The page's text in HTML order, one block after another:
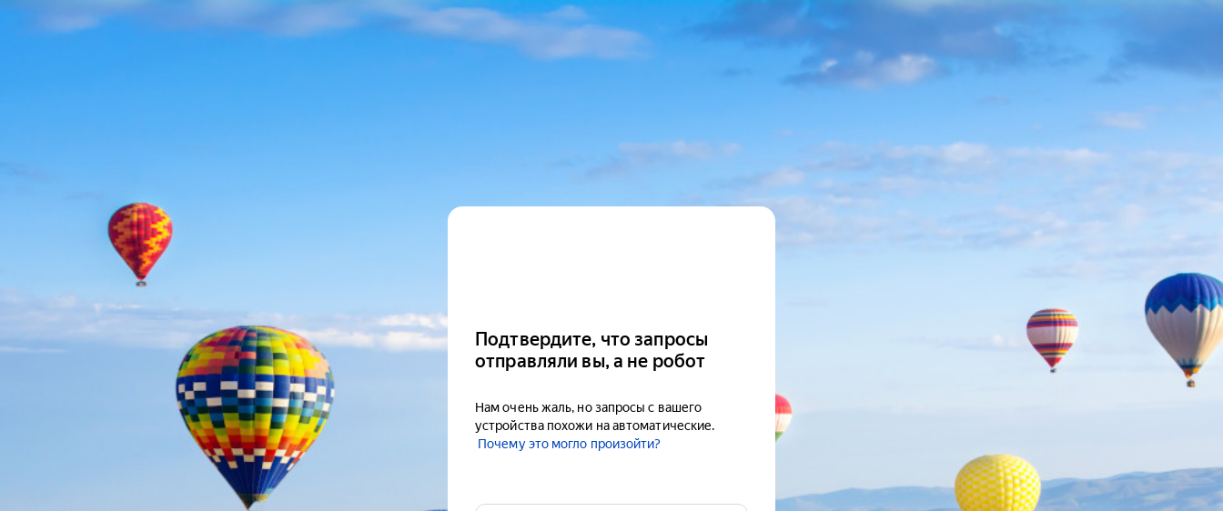
Подтвердите, что запросы
отправляли вы, а не робот
Нам очень жаль, но запросы с вашего
устройства похожи на автоматические.
Почему это могло произойти?